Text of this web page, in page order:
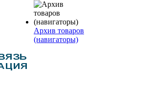
Архив товаров
(навигаторы)